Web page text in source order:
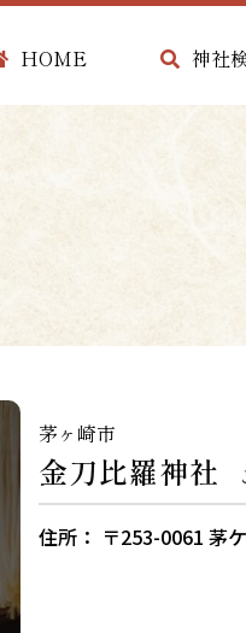
HOME 神社
茅ヶ崎市
金刀比羅神社
住所： 〒253-0061 茅